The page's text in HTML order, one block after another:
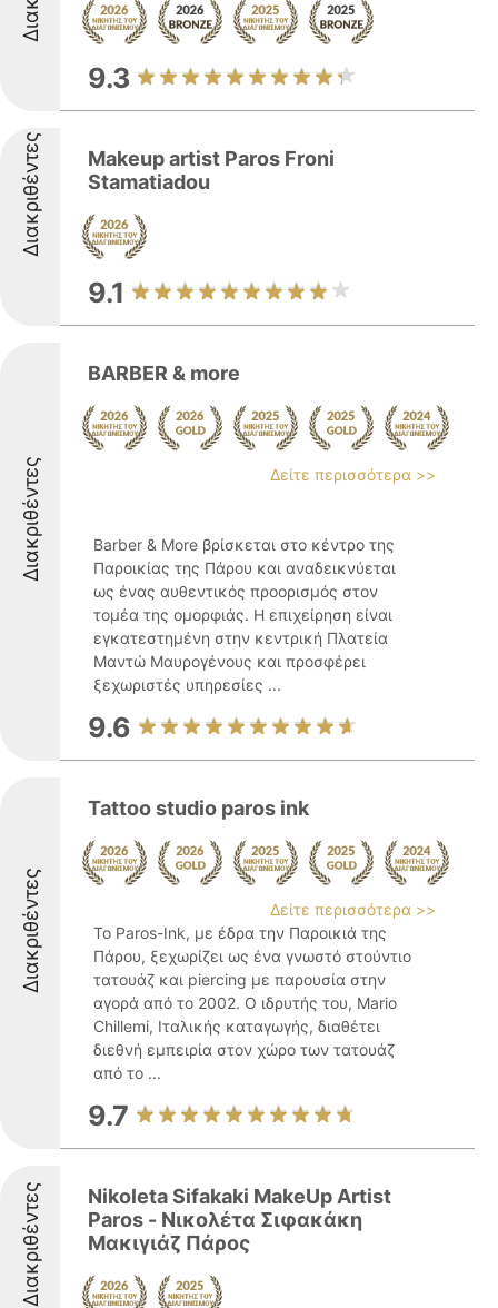
9.3
Διακριθέντες
Makeup artist Paros Froni
Stamatiadou
9.1
Διακριθέντες
BARBER & more
Δείτε περισσότερα >>
Barber & More βρίσκεται στο κέντρο της
Παροικίας της Πάρου και αναδεικνύεται
ως ένας αυθεντικός προορισμός στον
τομέα της ομορφιάς. Η επιχείρηση είναι
εγκατεστημένη στην κεντρική Πλατεία
Μαντώ Μαυρογένους και προσφέρει
ξεχωριστές υπηρεσίες ...
9.6
Διακριθέντες
Tattoo studio paros ink
Δείτε περισσότερα >>
Το Paros-Ink, με έδρα την Παροικιά της
Πάρου, ξεχωρίζει ως ένα γνωστό στούντιο
τατουάζ και piercing με παρουσία στην
αγορά από το 2002. Ο ιδρυτής του, Mario
Chillemi, Ιταλικής καταγωγής, διαθέτει
διεθνή εμπειρία στον χώρο των τατουάζ
από το ...
9.7
Διακριθέντες
Nikoleta Sifakaki MakeUp Artist
Paros - Νικολέτα Σιφακάκη
Μακιγιάζ Πάρος